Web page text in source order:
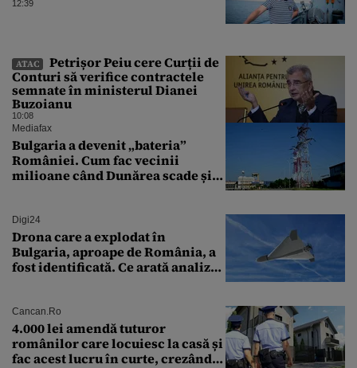
12:39
ATAC
Petrișor Peiu cere Curții de
Conturi să verifice contractele
semnate în ministerul Dianei
Buzoianu
10:08
Mediafax
Bulgaria a devenit „bateria”
României. Cum fac vecinii
milioane când Dunărea scade și
Digi24
Drona care a explodat în
Bulgaria, aproape de România, a
fost identificată. Ce arată analiza
Cancan.ro
4.000 lei amendă tuturor
românilor care locuiesc la casă și
fac acest lucru în curte, crezând